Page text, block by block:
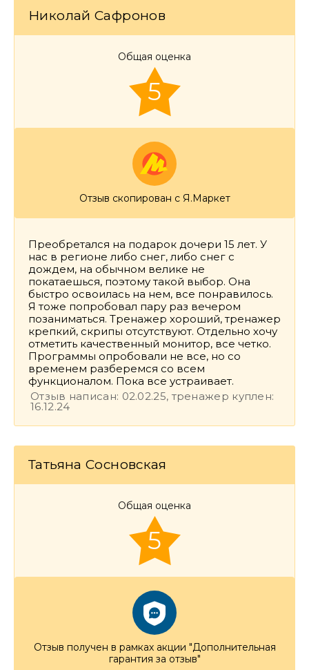
Николай Сафронов
Отзыв скопирован с Я.Маркет
Общая оценка
5
Преобретался на подарок дочери 15 лет. У
нас в регионе либо снег, либо снег с
дождем, на обычном велике не
покатаешься, поэтому такой выбор. Она
быстро освоилась на нем, все понравилось.
Я тоже попробовал пару раз вечером
позаниматься. Тренажер хороший, тренажер
крепкий, скрипы отсутствуют. Отдельно хочу
отметить качественный монитор, все четко.
Программы опробовали не все, но со
временем разберемся со всем
функционалом. Пока все устраивает.
Отзыв написан: 02.02.25, тренажер куплен:
16.12.24
Татьяна Сосновская
Отзыв получен в рамках акции "Дополнительная
гарантия за отзыв"
Общая оценка
5